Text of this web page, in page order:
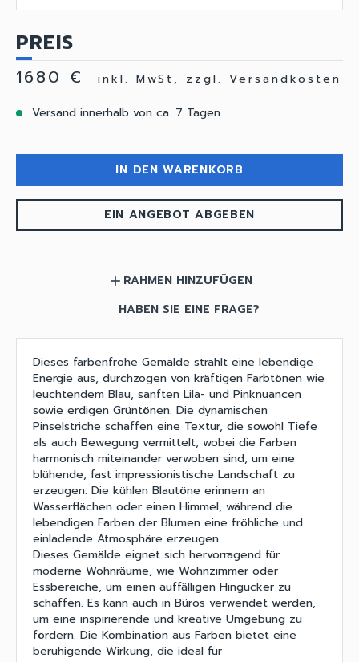
PREIS
1680 €
inkl. MwSt, zzgl. Versandkosten
Versand innerhalb von ca. 7 Tagen
IN DEN WARENKORB
EIN ANGEBOT ABGEBEN
add RAHMEN HINZUFÜGEN
HABEN SIE EINE FRAGE?
Dieses farbenfrohe Gemälde strahlt eine lebendige
Energie aus, durchzogen von kräftigen Farbtönen wie
leuchtendem Blau, sanften Lila- und Pinknuancen
sowie erdigen Grüntönen. Die dynamischen
Pinselstriche schaffen eine Textur, die sowohl Tiefe
als auch Bewegung vermittelt, wobei die Farben
harmonisch miteinander verwoben sind, um eine
blühende, fast impressionistische Landschaft zu
erzeugen. Die kühlen Blautöne erinnern an
Wasserflächen oder einen Himmel, während die
lebendigen Farben der Blumen eine fröhliche und
einladende Atmosphäre erzeugen.
Dieses Gemälde eignet sich hervorragend für
moderne Wohnräume, wie Wohnzimmer oder
Essbereiche, um einen auffälligen Hingucker zu
schaffen. Es kann auch in Büros verwendet werden,
um eine inspirierende und kreative Umgebung zu
fördern. Die Kombination aus Farben bietet eine
beruhigende Wirkung, die ideal für